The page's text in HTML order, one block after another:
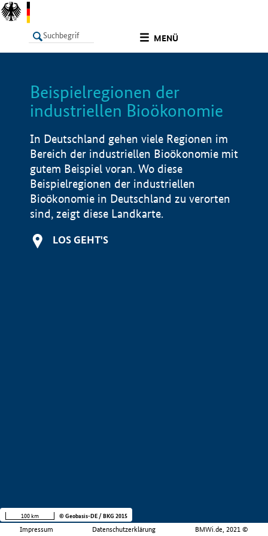
MENÜ
LISTE
Beispielregionen der
industriellen Bioökonomie
In Deutschland gehen viele Regionen im
Bereich der industriellen Bioökonomie mit
gutem Beispiel voran. Wo diese
Beispielregionen der industriellen
Bioökonomie in Deutschland zu verorten
sind, zeigt diese Landkarte.
LOS GEHT'S
Impressum Datenschutzerklärung BMWi.de, 2021 ©
100 km © Geobasis-DE / BKG 2015